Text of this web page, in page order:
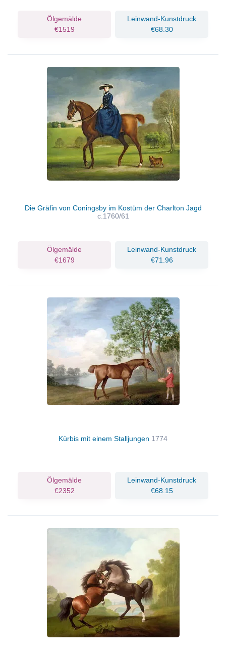
Ölgemälde
€1519
Leinwand-Kunstdruck
€68.30
Die Gräfin von Coningsby im Kostüm der Charlton Jagd
c.1760/61
Ölgemälde
€1679
Leinwand-Kunstdruck
€71.96
Kürbis mit einem Stalljungen 1774
Ölgemälde
€2352
Leinwand-Kunstdruck
€68.15